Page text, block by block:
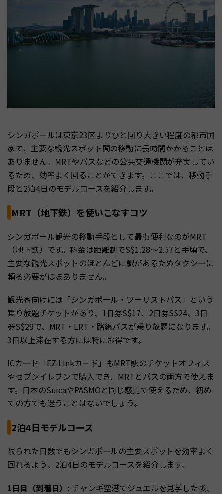
シンガポールは東京23区よりひと回り大きい程度の都市国
家で、主要な観光スポット間の移動に長時間かかることは
ありません。MRTやバスなどの公共交通機関が充実してい
るため、効率よく回ることができます。ここでは、移動手
段と2泊4日のモデルコースを紹介します。
MRT（地下鉄）を使いこなすコツ
シンガポール観光の移動手段として最も便利なのがMRT
（地下鉄）です。料金は距離制でS$1.28〜2.57と手頃で、
主要な観光スポットのほとんどに駅があるためタクシーに
頼る必要がほぼありません。
観光客向けには「シンガポール・ツーリストパス」という
乗り放題チケットがあり、1日券S$17、2日券S$24、3日
券S$29で、MRT・LRT・路線バスが乗り放題になります。
3日以上滞在する方には特にお得です。
ICカード「EZ-Linkカード」もMRT駅のチケットオフィス
やセブンイレブンで購入でき、MRTとバスの両方で使えま
す。日本のSuicaやPASMOと同じ感覚で使えるため、初め
ての方でも迷うことはないでしょう。
2泊4日モデルコース
限られた日数でもシンガポールの主要スポットを効率よく
回れるよう、2泊4日のモデルコースを紹介します。
1日目（到着日）: チャンギ空港でジュエルを見学した後、